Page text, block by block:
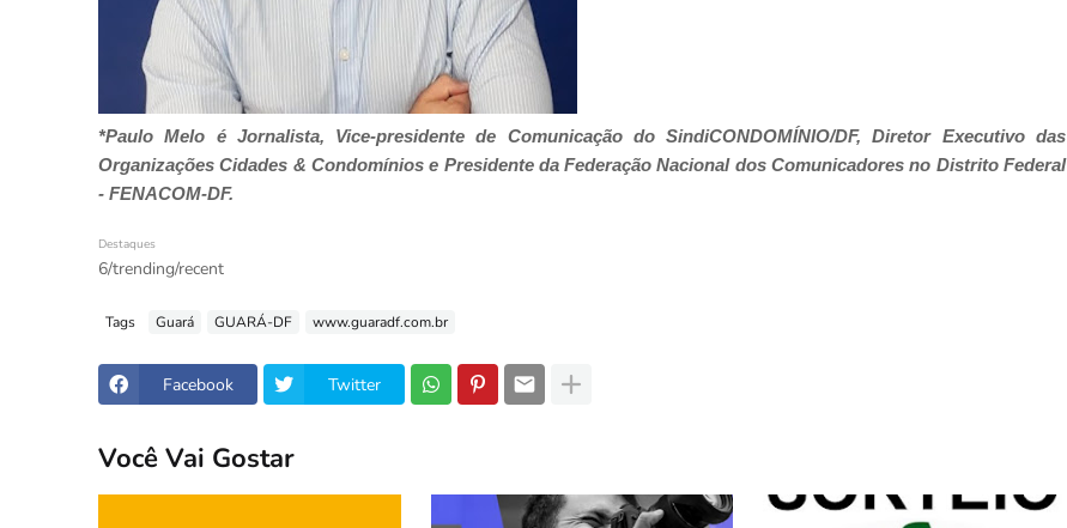
*Paulo Melo é Jornalista, Vice-presidente de Comunicação do SindiCONDOMÍNIO/DF, Diretor Executivo das
Organizações Cidades & Condomínios e Presidente da Federação Nacional dos Comunicadores no Distrito Federal
- FENACOM-DF.
Destaques
6/trending/recent
Tags Guará GUARÁ-DF www.guaradf.com.br
Facebook Twitter
Você Vai Gostar